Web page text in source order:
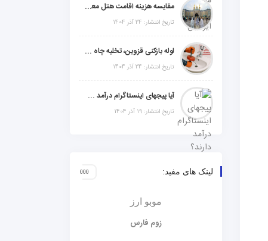
مقایسه هزینه اقامت هتل معمولی، میان‌رده یا 5 ستاره در سفر زیارتی عراق
تاریخ انتشار: 24 آذر 1404
لوله بازکنی قزوین، تخلیه چاه و خدمات تخصصی لوله‌کشی و تشخیص ترکیدگی
تاریخ انتشار: 24 آذر 1404
آیا پیجهای اینستاگرام درآمد دارند؟ راز موفقیت با استراتژی هوشمندانه
تاریخ انتشار: 19 آذر 1404
لینک های مفید:
موبو ارز
زوم فارس